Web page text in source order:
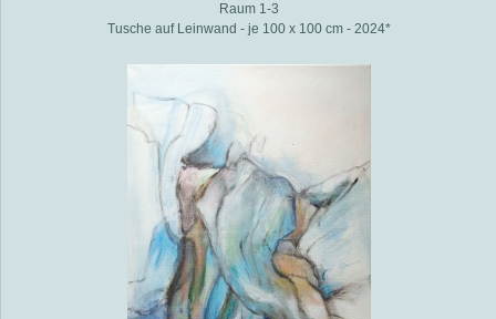
Raum 1-3
Tusche auf Leinwand - je 100 x 100 cm - 2024*